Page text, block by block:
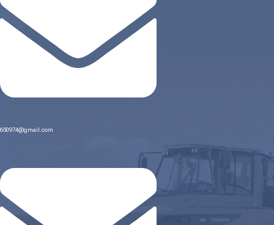
650974@gmail.com